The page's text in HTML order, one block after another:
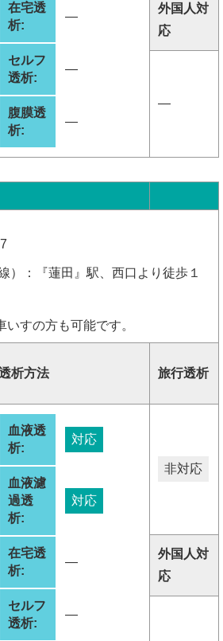
在宅透
析:
―
セルフ
透析:
―
腹膜透
析:
―
外国人対
応
―
）：『蓮田』駅、西口より徒歩１
すの方も可能です。
析方法 旅行透析
血液透
析:
対応
血液濾
過透
析:
対応
在宅透
析:
―
セルフ
透析:
―
非対応
外国人対
応